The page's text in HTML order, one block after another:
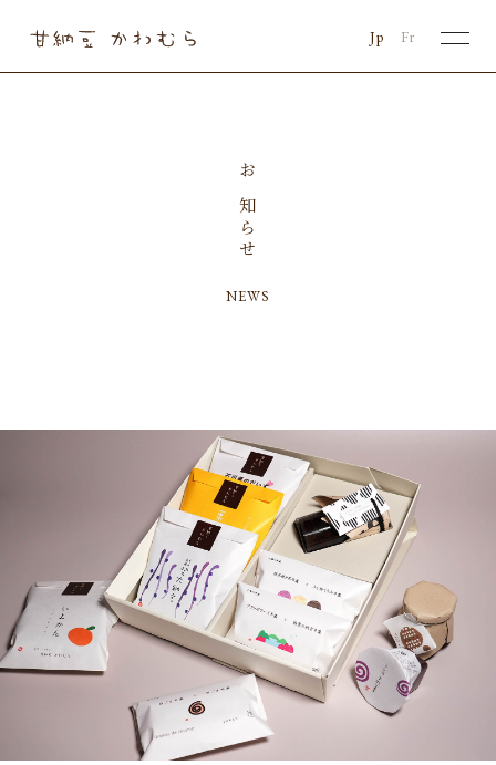
Jp Fr
お知らせ
NEWS